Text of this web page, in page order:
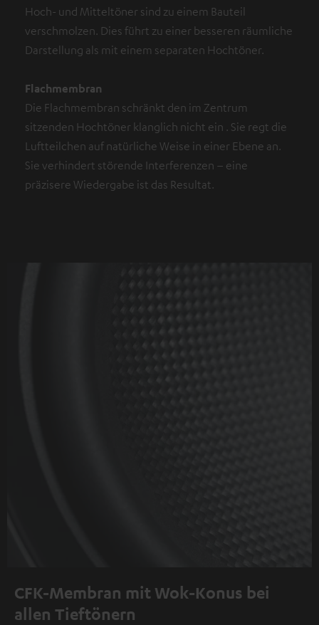
Hoch- und Mitteltöner sind zu einem Bauteil
verschmolzen. Dies führt zu einer besseren räumliche
Darstellung als mit einem separaten Hochtöner.
Flachmembran
Die Flachmembran schränkt den im Zentrum
sitzenden Hochtöner klanglich nicht ein . Sie regt die
Luftteilchen auf natürliche Weise in einer Ebene an.
Sie verhindert störende Interferenzen – eine
präzisere Wiedergabe ist das Resultat.
CFK-Membran mit Wok-Konus bei
allen Tieftönern